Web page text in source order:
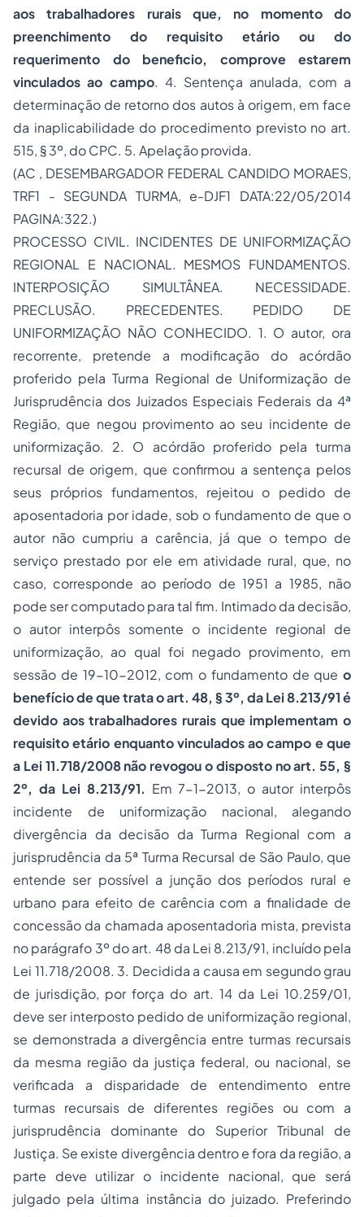
aos trabalhadores rurais que, no momento do
preenchimento do requisito etário ou do
requerimento do beneficio, comprove estarem
vinculados ao campo. 4. Sentença anulada, com a
determinação de retorno dos autos à origem, em face
da inaplicabilidade do procedimento previsto no art.
515, § 3º, do CPC. 5. Apelação provida.
(AC , DESEMBARGADOR FEDERAL CANDIDO MORAES,
TRF1 - SEGUNDA TURMA, e-DJF1 DATA:22/05/2014
PAGINA:322.)
PROCESSO CIVIL. INCIDENTES DE UNIFORMIZAÇÃO
REGIONAL E NACIONAL. MESMOS FUNDAMENTOS.
INTERPOSIÇÃO SIMULTÂNEA. NECESSIDADE.
PRECLUSÃO. PRECEDENTES. PEDIDO DE
UNIFORMIZAÇÃO NÃO CONHECIDO. 1. O autor, ora
recorrente, pretende a modificação do acórdão
proferido pela Turma Regional de Uniformização de
Jurisprudência dos Juizados Especiais Federais da 4ª
Região, que negou provimento ao seu incidente de
uniformização. 2. O acórdão proferido pela turma
recursal de origem, que confirmou a sentença pelos
seus próprios fundamentos, rejeitou o pedido de
aposentadoria por idade, sob o fundamento de que o
autor não cumpriu a carência, já que o tempo de
serviço prestado por ele em atividade rural, que, no
caso, corresponde ao período de 1951 a 1985, não
pode ser computado para tal fim. Intimado da decisão,
o autor interpôs somente o incidente regional de
uniformização, ao qual foi negado provimento, em
sessão de 19-10-2012, com o fundamento de que o
benefício de que trata o art. 48, § 3º, da Lei 8.213/91 é
devido aos trabalhadores rurais que implementam o
requisito etário enquanto vinculados ao campo e que
a Lei 11.718/2008 não revogou o disposto no art. 55, §
2º, da Lei 8.213/91. Em 7-1-2013, o autor interpôs
incidente de uniformização nacional, alegando
divergência da decisão da Turma Regional com a
jurisprudência da 5ª Turma Recursal de São Paulo, que
entende ser possível a junção dos períodos rural e
urbano para efeito de carência com a finalidade de
concessão da chamada aposentadoria mista, prevista
no parágrafo 3º do art. 48 da Lei 8.213/91, incluído pela
Lei 11.718/2008. 3. Decidida a causa em segundo grau
de jurisdição, por força do art. 14 da Lei 10.259/01,
deve ser interposto pedido de uniformização regional,
se demonstrada a divergência entre turmas recursais
da mesma região da justiça federal, ou nacional, se
verificada a disparidade de entendimento entre
turmas recursais de diferentes regiões ou com a
jurisprudência dominante do Superior Tribunal de
Justiça. Se existe divergência dentro e fora da região, a
parte deve utilizar o incidente nacional, que será
julgado pela última instância do juizado. Preferindo